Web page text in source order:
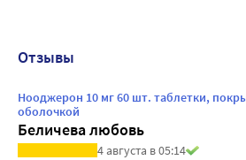
Отзывы
Нооджерон 10 мг 60 шт. таблетки,
оболочкой
Беличева любовь
4 августа в 05:14